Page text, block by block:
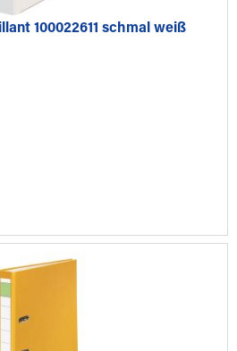
100022611 schmal weiß